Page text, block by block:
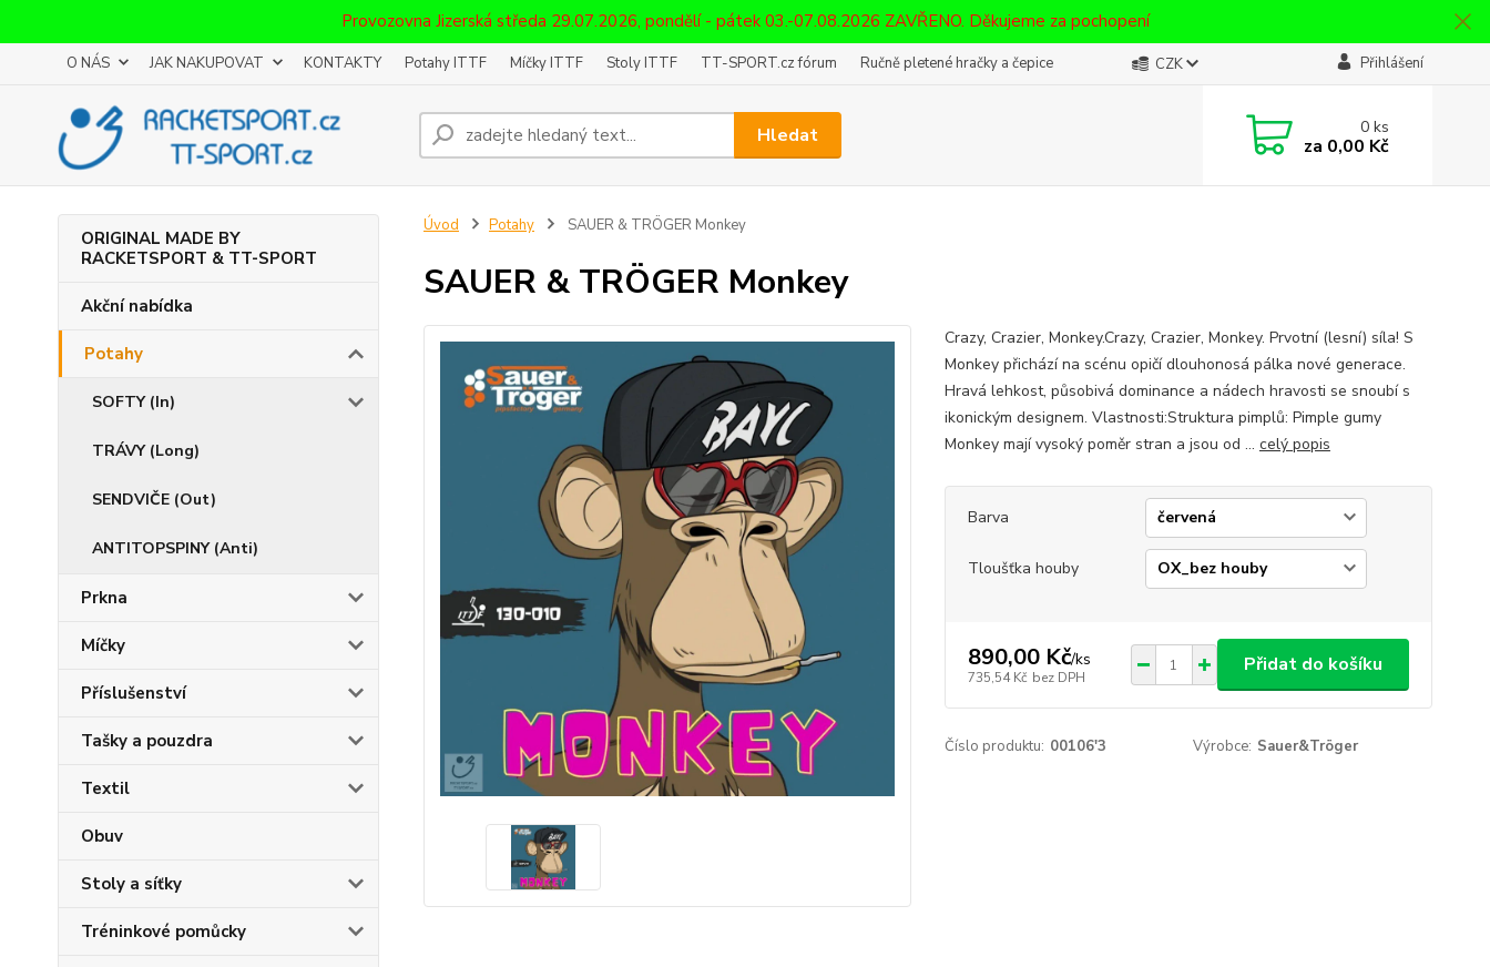
Provozovna Jizerská středa 29.07.2026, pondělí - pátek 03.-07.08.2026 ZAVŘENO. Děkujeme za pochopení
O NÁS JAK NAKUPOVAT KONTAKTY Potahy ITTF Míčky ITTF Stoly ITTF TT-SPORT.cz fórum Ručně pletené hračky a čepice CZK Přihlášení
Hledat 0ks
za 0,00 Kč
ORIGINAL MADE BY
RACKETSPORT & TT-SPORT
Akční nabídka
Potahy
SOFTY (In)
TRÁVY (Long)
SENDVIČE (Out)
ANTITOPSPINY (Anti)
Prkna
Míčky
Příslušenství
Tašky a pouzdra
Textil
Obuv
Stoly a síťky
Tréninkové pomůcky
Úvod Potahy SAUER & TRÖGER Monkey
SAUER & TRÖGER Monkey
Crazy, Crazier, Monkey.Crazy, Crazier, Monkey. Prvotní (lesní) síla! S
Monkey přichází na scénu opičí dlouhonosá pálka nové generace.
Hravá lehkost, působivá dominance a nádech hravosti se snoubí s
ikonickým designem. Vlastnosti:Struktura pimplů: Pimple gumy
Monkey mají vysoký poměr stran a jsou od ... celý popis
Barva
Tloušťka houby
890,00 Kč/ks
735,54 Kč bez DPH
Přidat do košíku
Číslo produktu: 00106'3 Výrobce: Sauer&Tröger